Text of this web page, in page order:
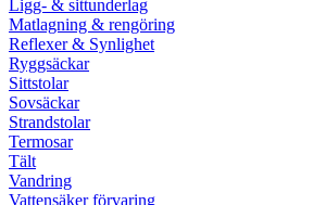
Ligg- & sittunderlag
Matlagning & rengöring
Reflexer & Synlighet
Ryggsäckar
Sittstolar
Sovsäckar
Strandstolar
Termosar
Tält
Vandring
Vattensäker förvaring